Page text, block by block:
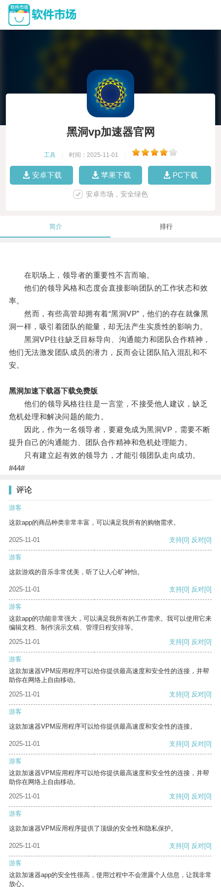
黑洞vp加速器官网
工具 时间：2025-11-01
安卓下载 苹果下载 PC下载
安卓市场，安全绿色
简介 排行
在职场上，领导者的重要性不言而喻。
他们的领导风格和态度会直接影响团队的工作状态和效
率。
然而，有些高管却拥有着“黑洞VP”，他们的存在就像黑
洞一样，吸引着团队的能量，却无法产生实质性的影响力。
黑洞VP往往缺乏目标导向、沟通能力和团队合作精神，
他们无法激发团队成员的潜力，反而会让团队陷入混乱和不
安。
黑洞加速下载器下载免费版
他们的领导风格往往是一言堂，不接受他人建议，缺乏
危机处理和解决问题的能力。
因此，作为一名领导者，要避免成为黑洞VP，需要不断
提升自己的沟通能力、团队合作精神和危机处理能力。
只有建立起有效的领导力，才能引领团队走向成功。
#44#
评论
游客
这款app的商品种类非常丰富，可以满足我所有的购物需求。
2025-11-01 支持[0] 反对[0]
游客
这款游戏的音乐非常优美，听了让人心旷神怡。
2025-11-01 支持[0] 反对[0]
游客
这款app的功能非常强大，可以满足我所有的工作需求。我可以使用它来
编辑文档、制作演示文稿、管理日程安排等。
2025-11-01
支持[0] 反对[0]
游客
这款加速器VPM应用程序可以给你提供最高速度和安全性的连接，并帮
助你在网络上自由移动。
2025-11-01
支持[0] 反对[0]
游客
这款加速器VPM应用程序可以给你提供最高速度和安全性的连接。
2025-11-01 支持[0] 反对[0]
游客
这款加速器VPM应用程序可以给你提供最高速度和安全性的连接，并帮
助你在网络上自由移动。
2025-11-01
支持[0] 反对[0]
游客
这款加速器VPM应用程序提供了顶级的安全性和隐私保护。
2025-11-01 支持[0] 反对[0]
游客
这款加速器app的安全性很高，使用过程中不会泄露个人信息，让我非常
放心。